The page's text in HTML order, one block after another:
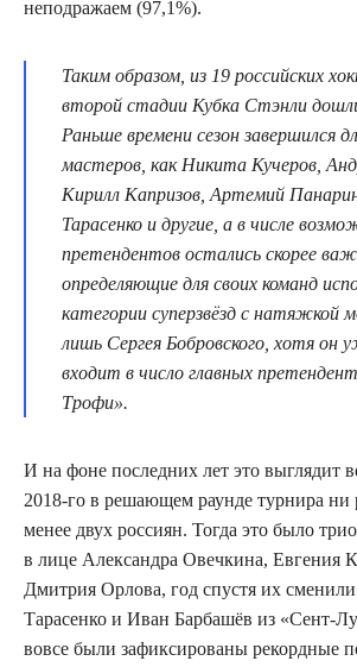
неподражаем (97,1%).
Таким образом, из 19 российских
второй стадии Кубка Стэнли
Раньше времени сезон завершился
мастеров, как Никита Кучеров,
Кирилл Капризов, Артемий
Тарасенко и другие, а в числе
претендентов остались скорее
определяющие для своих команд
категории суперзвёзд с
лишь Сергея Бобровского, хотя он
входит в число главных
Трофи».
И на фоне последних лет это выглядит
2018-го в решающем раунде турнира ни
менее двух россиян. Тогда это было
в лице Александра Овечкина, Евгения
Дмитрия Орлова, год спустя их
Тарасенко и Иван Барбашёв из «Сент-
вовсе были зафиксированы рекордные